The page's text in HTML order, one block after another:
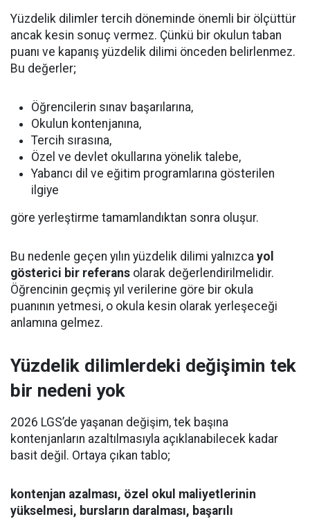
Yüzdelik dilimler tercih döneminde önemli bir ölçüttür
ancak kesin sonuç vermez. Çünkü bir okulun taban
puanı ve kapanış yüzdelik dilimi önceden belirlenmez.
Bu değerler;
Öğrencilerin sınav başarılarına,
Okulun kontenjanına,
Tercih sırasına,
Özel ve devlet okullarına yönelik talebe,
Yabancı dil ve eğitim programlarına gösterilen
ilgiye
göre yerleştirme tamamlandıktan sonra oluşur.
Bu nedenle geçen yılın yüzdelik dilimi yalnızca yol
gösterici bir referans olarak değerlendirilmelidir.
Öğrencinin geçmiş yıl verilerine göre bir okula
puanının yetmesi, o okula kesin olarak yerleşeceği
anlamına gelmez.
Yüzdelik dilimlerdeki değişimin tek
bir nedeni yok
2026 LGS’de yaşanan değişim, tek başına
kontenjanların azaltılmasıyla açıklanabilecek kadar
basit değil. Ortaya çıkan tablo;
kontenjan azalması, özel okul maliyetlerinin
yükselmesi, bursların daralması, başarılı